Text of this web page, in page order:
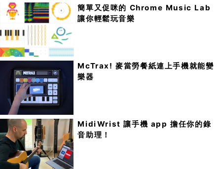
簡單又促咪的 Chrome Music Lab
讓你輕鬆玩音樂
McTrax! 麥當勞餐紙連上手機就能變
樂器
MidiWrist 讓手機 app 擔任你的錄
音助理！